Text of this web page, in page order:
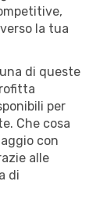
la tua
di queste
per
Che cosa
con
alle
di